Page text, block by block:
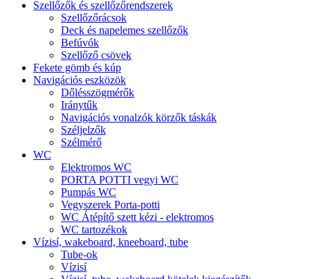
Szellőzők és szellőzőrendszerek
Szellőzőrácsok
Deck és napelemes szellőzők
Befúvók
Szellőző csövek
Fekete gömb és kúp
Navigációs eszközök
Dőlésszögmérők
Iránytűk
Navigációs vonalzók körzők táskák
Széljelzők
Szélmérő
WC
Elektromos WC
PORTA POTTI vegyi WC
Pumpás WC
Vegyszerek Porta-potti
WC Átépítő szett kézi - elektromos
WC tartozékok
Vízisí, wakeboard, kneeboard, tube
Tube-ok
Vízisí